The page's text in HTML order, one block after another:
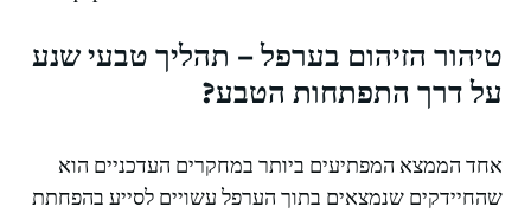
טיהור הזיהום בערפל – תהליך טבעי שנע
על דרך התפתחות הטבע?
אחד הממצא המפתיעים ביותר במחקרים העדכניים הוא
שהחיידקים שנמצאים בתוך הערפל עשויים לסייע בהפחתת